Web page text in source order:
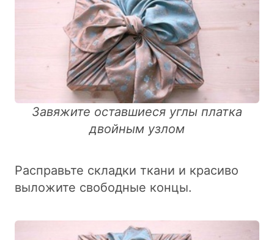
Завяжите оставшиеся углы платка
двойным узлом
Расправьте складки ткани и красиво
выложите свободные концы.